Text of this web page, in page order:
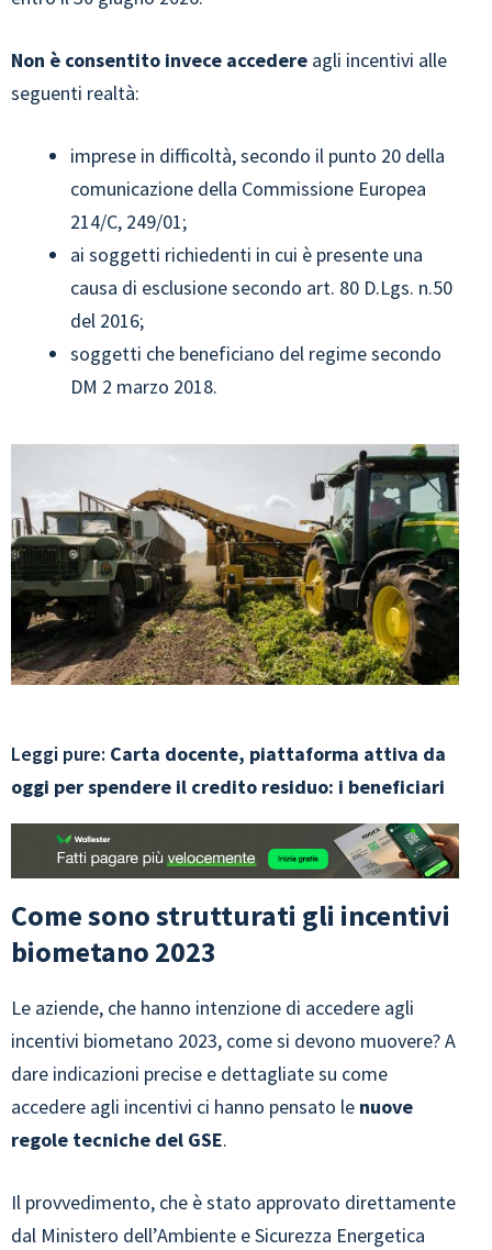
Non è consentito invece accedere agli incentivi alle
seguenti realtà:
imprese in difficoltà, secondo il punto 20 della
comunicazione della Commissione Europea
214/C, 249/01;
ai soggetti richiedenti in cui è presente una
causa di esclusione secondo art. 80 D.Lgs. n.50
del 2016;
soggetti che beneficiano del regime secondo
DM 2 marzo 2018.
Leggi pure: Carta docente, piattaforma attiva da
oggi per spendere il credito residuo: i beneficiari
Come sono strutturati gli incentivi
biometano 2023
Le aziende, che hanno intenzione di accedere agli
incentivi biometano 2023, come si devono muovere? A
dare indicazioni precise e dettagliate su come
accedere agli incentivi ci hanno pensato le nuove
regole tecniche del GSE.
Il provvedimento, che è stato approvato direttamente
dal Ministero dell’Ambiente e Sicurezza Energetica